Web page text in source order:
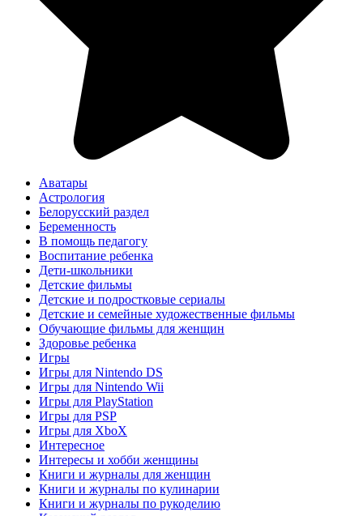
Аватары
Астрология
Белорусский раздел
Беременность
В помощь педагогу
Воспитание ребенка
Дети-школьники
Детские фильмы
Детские и подростковые сериалы
Детские и семейные художественные фильмы
Обучающие фильмы для женщин
Здоровье ребенка
Игры
Игры для Nintendo DS
Игры для Nintendo Wii
Игры для PlayStation
Игры для PSP
Игры для XboX
Интересное
Интересы и хобби женщины
Книги и журналы для женщин
Книги и журналы по кулинарии
Книги и журналы по рукоделию